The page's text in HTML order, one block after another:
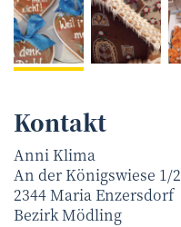
Kontakt
Anni Klima
An der Königswiese 1/2
2344Maria Enzersdorf
BezirkMödling